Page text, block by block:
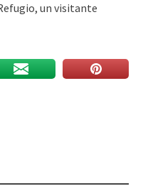
un visitante